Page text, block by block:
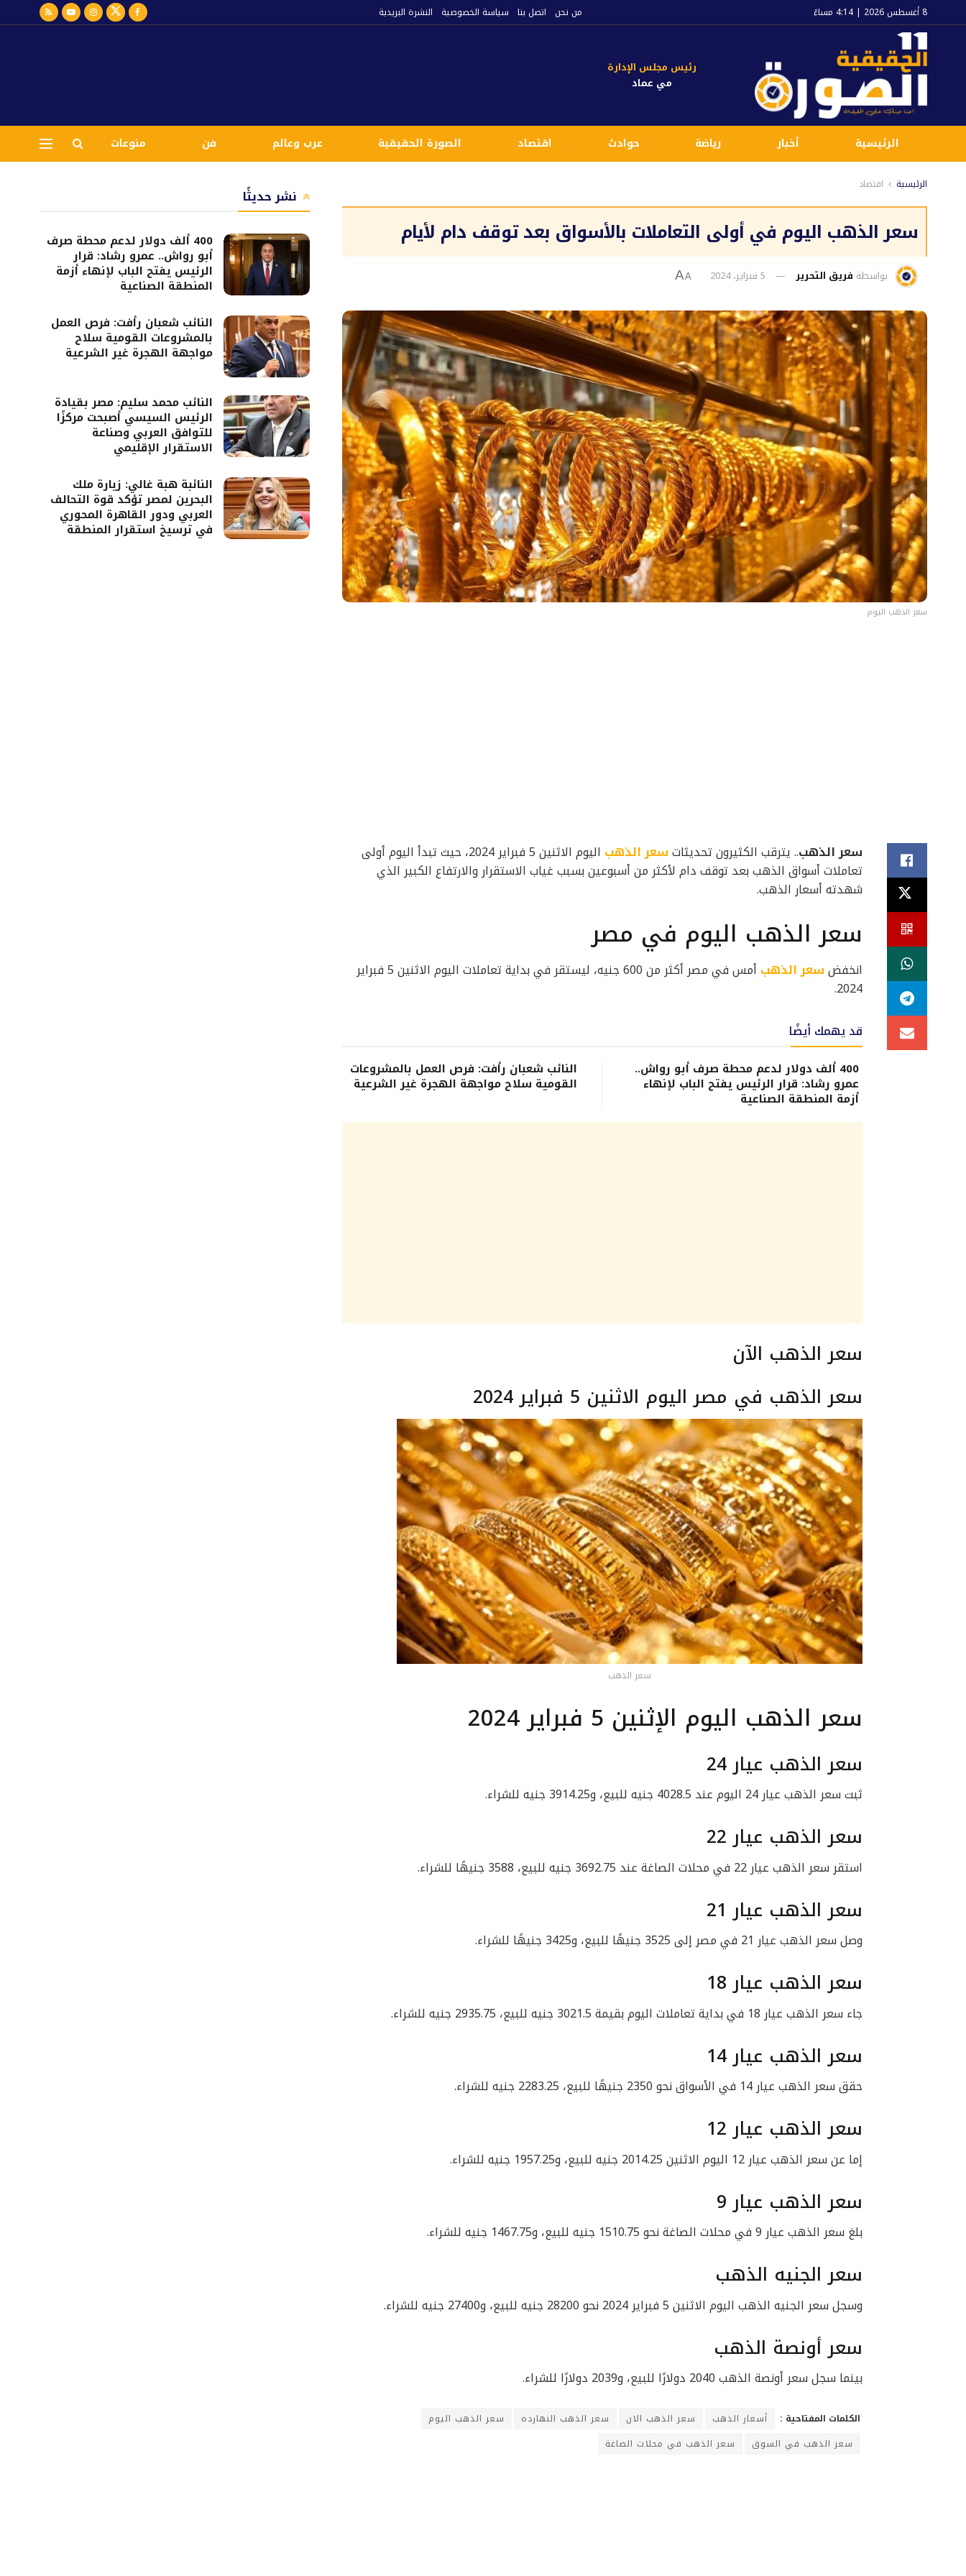
8 أغسطس 2026 | 4:14 مساءً من نحن اتصل بنا سياسة الخصوصية النشرة البريدية
رئيس مجلس الإدارة
مي عماد
الرئيسية أخبار رياضة حوادث اقتصاد الصورة الحقيقية عرب وعالم فن منوعات
الرئيسية اقتصاد
سعر الذهب اليوم في أولى التعاملات بالأسواق بعد توقف دام لأيام
بواسطة فريق التحرير 5 فبراير، 2024 A
A
سعر الذهب اليوم
سعر الذهب.. يترقب الكثيرون تحديثاتسعر الذهب
اليوم الاثنين 5 فبراير 2024، حيث تبدأ اليوم أولى
تعاملات أسواق الذهب بعد توقف دام لأكثر من أسبوعين بسبب غياب الاستقرار والارتفاع الكبير الذي
شهدته أسعار الذهب.
سعر الذهب اليوم في مصر
انخفضسعر الذهب
أمس في مصر أكثر من 600 جنيه، ليستقر في بداية تعاملات اليوم الاثنين 5 فبراير
2024.
قد يهمك أيضًا
400 ألف دولار لدعم محطة صرف أبو رواش..
عمرو رشاد: قرار الرئيس يفتح الباب لإنهاء
أزمة المنطقة الصناعية
النائب شعبان رأفت: فرص العمل بالمشروعات
القومية سلاح مواجهة الهجرة غير الشرعية
سعر الذهب الآن
سعر الذهب في مصر اليوم الاثنين 5 فبراير 2024
سعر الذهب
سعر الذهب اليوم الإثنين 5 فبراير 2024
سعر الذهب عيار 24
ثبت سعر الذهب عيار 24 اليوم عند 4028.5 جنيه للبيع، و3914.25 جنيه للشراء.
سعر الذهب عيار 22
استقر سعر الذهب عيار 22 في محلات الصاغة عند 3692.75 جنيه للبيع، 3588 جنيهًا للشراء.
سعر الذهب عيار 21
وصل سعر الذهب عيار 21 في مصر إلى 3525 جنيهًا للبيع، و3425 جنيهًا للشراء.
سعر الذهب عيار 18
جاء سعر الذهب عيار 18 في بداية تعاملات اليوم بقيمة 3021.5 جنيه للبيع، 2935.75 جنيه للشراء.
سعر الذهب عيار 14
حقق سعر الذهب عيار 14 في الأسواق نحو 2350 جنيهًا للبيع، 2283.25 جنيه للشراء.
سعر الذهب عيار 12
إما عن سعر الذهب عيار 12 اليوم الاثنين 2014.25 جنيه للبيع، و1957.25 جنيه للشراء.
سعر الذهب عيار 9
بلغ سعر الذهب عيار 9 في محلات الصاغة نحو 1510.75 جنيه للبيع، و1467.75 جنيه للشراء.
سعر الجنيه الذهب
وسجل سعر الجنيه الذهب اليوم الاثنين 5 فبراير 2024 نحو 28200 جنيه للبيع، و27400 جنيه للشراء.
سعر أونصة الذهب
بينما سجل سعر أونصة الذهب 2040 دولارًا للبيع، و2039 دولارًا للشراء.
الكلمات المفتاحية : أسعار الذهب سعر الذهب الان سعر الذهب النهارده
سعر الذهب اليوم
سعر الذهب في السوق
سعر الذهب في محلات الصاغة
نشر حديثًا
400 ألف دولار لدعم محطة صرف
أبو رواش.. عمرو رشاد: قرار
الرئيس يفتح الباب لإنهاء أزمة
المنطقة الصناعية
النائب شعبان رأفت: فرص العمل
بالمشروعات القومية سلاح
مواجهة الهجرة غير الشرعية
النائب محمد سليم: مصر بقيادة
الرئيس السيسي أصبحت مركزًا
للتوافق العربي وصناعة
الاستقرار الإقليمي
النائبة هبة غالي: زيارة ملك
البحرين لمصر تؤكد قوة التحالف
العربي ودور القاهرة المحوري
في ترسيخ استقرار المنطقة